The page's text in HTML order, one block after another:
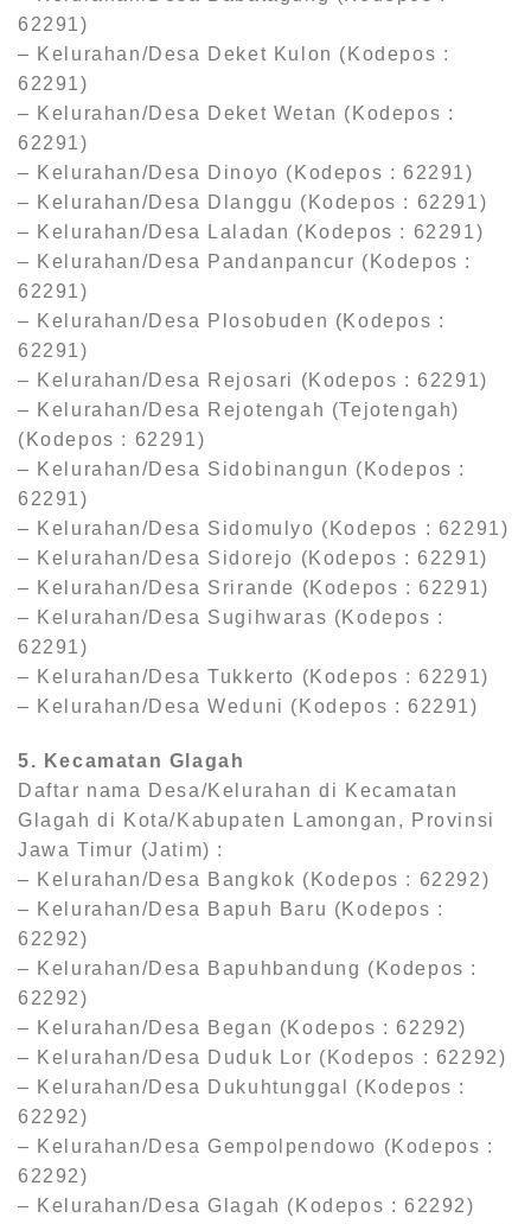
62291)
– Kelurahan/Desa Deket Kulon (Kodepos :
62291)
– Kelurahan/Desa Deket Wetan (Kodepos :
62291)
– Kelurahan/Desa Dinoyo (Kodepos : 62291)
– Kelurahan/Desa Dlanggu (Kodepos : 62291)
– Kelurahan/Desa Laladan (Kodepos : 62291)
– Kelurahan/Desa Pandanpancur (Kodepos :
62291)
– Kelurahan/Desa Plosobuden (Kodepos :
62291)
– Kelurahan/Desa Rejosari (Kodepos : 62291)
– Kelurahan/Desa Rejotengah (Tejotengah)
(Kodepos : 62291)
– Kelurahan/Desa Sidobinangun (Kodepos :
62291)
– Kelurahan/Desa Sidomulyo (Kodepos : 62291)
– Kelurahan/Desa Sidorejo (Kodepos : 62291)
– Kelurahan/Desa Srirande (Kodepos : 62291)
– Kelurahan/Desa Sugihwaras (Kodepos :
62291)
– Kelurahan/Desa Tukkerto (Kodepos : 62291)
– Kelurahan/Desa Weduni (Kodepos : 62291)
5. Kecamatan Glagah
Daftar nama Desa/Kelurahan di Kecamatan
Glagah di Kota/Kabupaten Lamongan, Provinsi
Jawa Timur (Jatim) :
– Kelurahan/Desa Bangkok (Kodepos : 62292)
– Kelurahan/Desa Bapuh Baru (Kodepos :
62292)
– Kelurahan/Desa Bapuhbandung (Kodepos :
62292)
– Kelurahan/Desa Began (Kodepos : 62292)
– Kelurahan/Desa Duduk Lor (Kodepos : 62292)
– Kelurahan/Desa Dukuhtunggal (Kodepos :
62292)
– Kelurahan/Desa Gempolpendowo (Kodepos :
62292)
– Kelurahan/Desa Glagah (Kodepos : 62292)